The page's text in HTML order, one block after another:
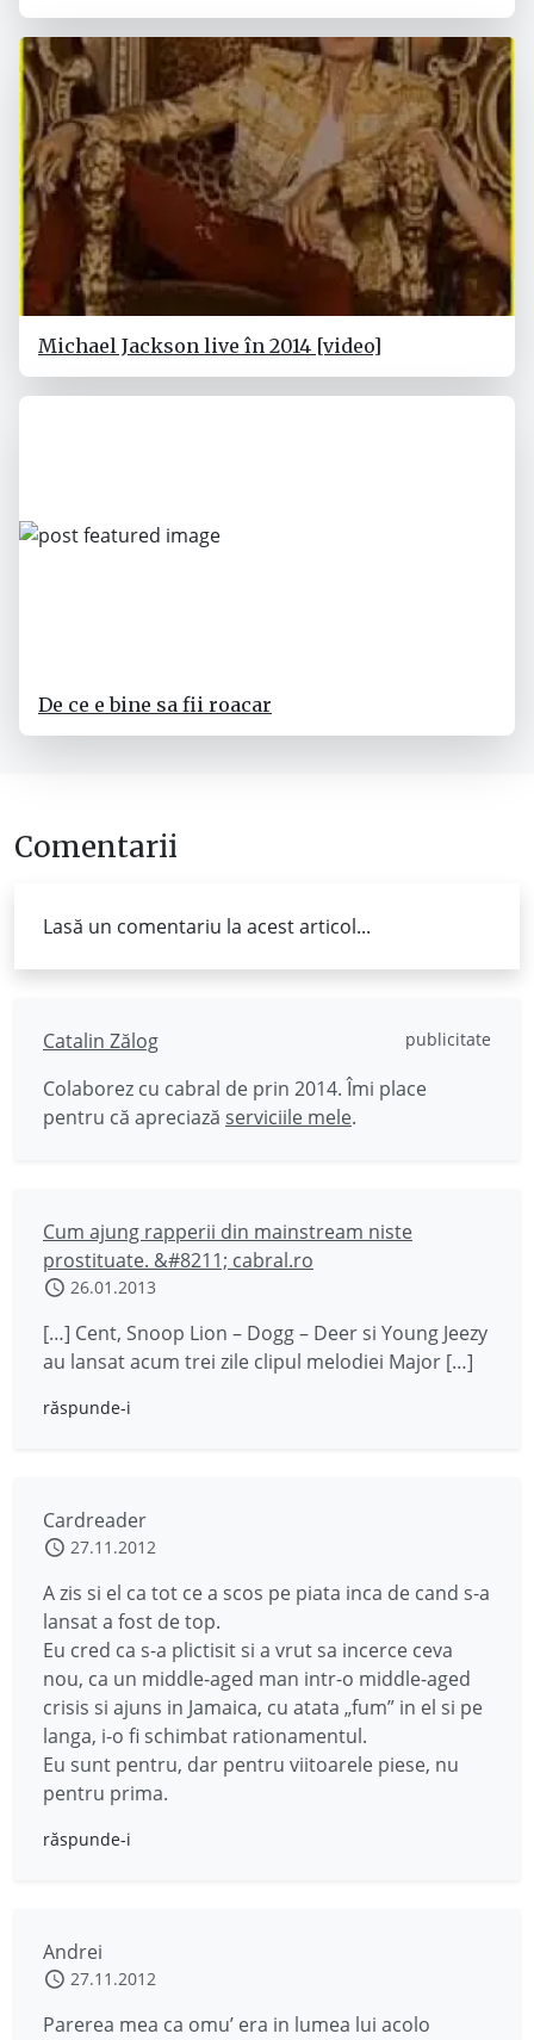
Michael Jackson live în 2014 [video]
De ce e bine sa fii roacar
Comentarii
Lasă un comentariu la acest articol...
Catalin Zălog publicitate
Colaborez cu cabral de prin 2014. Îmi place
pentru că apreciază serviciile mele.
Cum ajung rapperii din mainstream niste
prostituate. &#8211; cabral.ro
26.01.2013
[…] Cent, Snoop Lion – Dogg – Deer si Young Jeezy
au lansat acum trei zile clipul melodiei Major […]
răspunde-i
Cardreader
27.11.2012
A zis si el ca tot ce a scos pe piata inca de cand s-a
lansat a fost de top.
Eu cred ca s-a plictisit si a vrut sa incerce ceva
nou, ca un middle-aged man intr-o middle-aged
crisis si ajuns in Jamaica, cu atata „fum” in el si pe
langa, i-o fi schimbat rationamentul.
Eu sunt pentru, dar pentru viitoarele piese, nu
pentru prima.
răspunde-i
Andrei
27.11.2012
Parerea mea ca omu’ era in lumea lui acolo